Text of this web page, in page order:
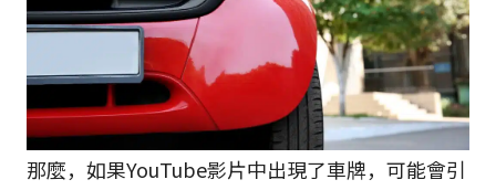
那麼，如果YouTube影片中出現了車牌，可能會引